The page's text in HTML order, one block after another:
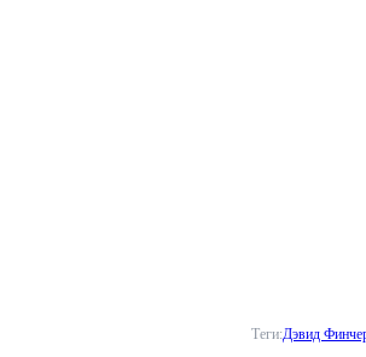
Теги:Дэвид